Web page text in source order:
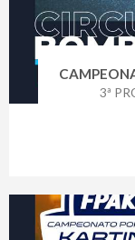
3ª